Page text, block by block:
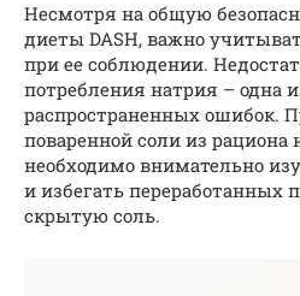
Несмотря на общую
диеты DASH, важно
при ее соблюдении.
потребления натрия – одна
распространенных ошибок.
поваренной соли из рациона
необходимо внимательно
и избегать переработанных
скрытую соль.